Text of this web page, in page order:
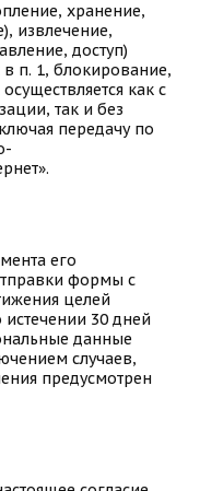
хранение,
извлечение,
доступ)
п. 1, блокирование,
как с
так и без
передачу по
его
формы с
целей
30 дней
данные
случаев,
предусмотрен